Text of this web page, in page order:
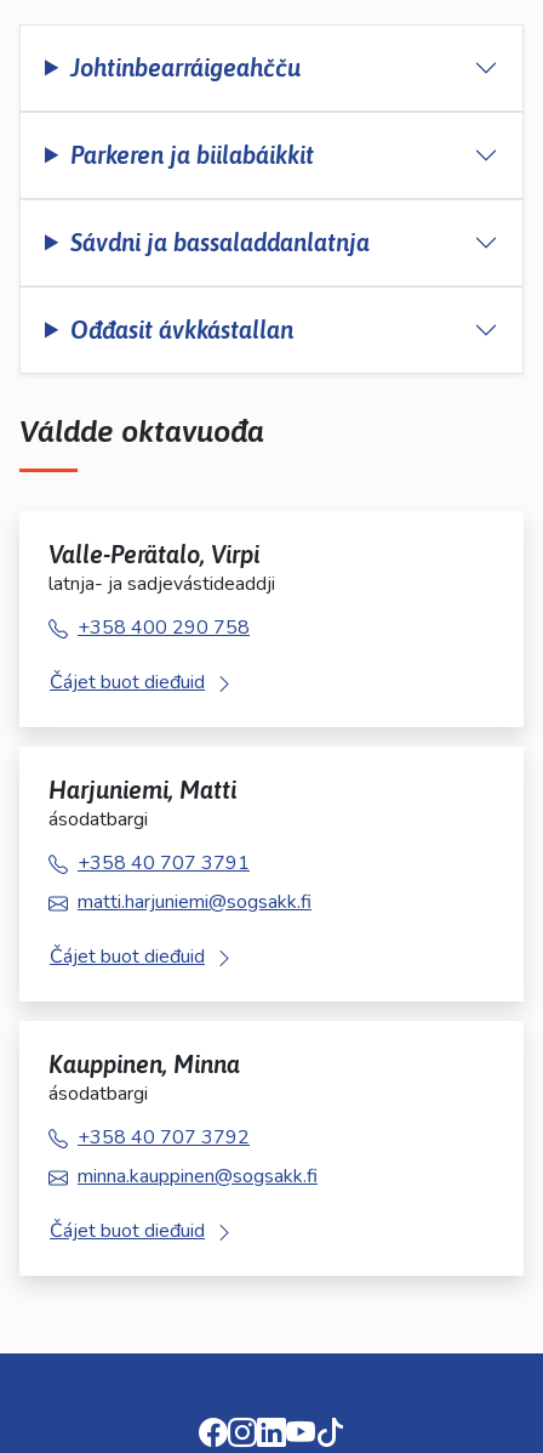
Johtinbearráigeahčču
Parkeren ja biilabáikkit
Sávdni ja bassaladdanlatnja
Ođđasit ávkkástallan
Váldde oktavuođa
Valle-Perätalo, Virpi
latnja- ja sadjevástideaddji
+358 400 290 758
Čájet buot dieđuid
Harjuniemi, Matti
ásodatbargi
+358 40 707 3791
matti.harjuniemi@sogsakk.fi
Čájet buot dieđuid
Kauppinen, Minna
ásodatbargi
+358 40 707 3792
minna.kauppinen@sogsakk.fi
Čájet buot dieđuid
Facebook
Instagram
LinkedIn
Youtube